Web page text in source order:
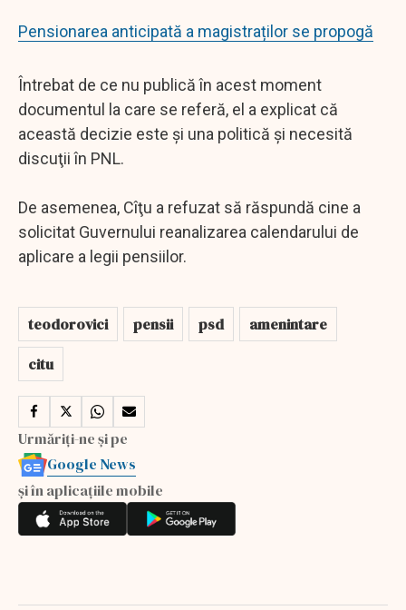
Pensionarea anticipată a magistraților se propogă
Întrebat de ce nu publică în acest moment
documentul la care se referă, el a explicat că
această decizie este şi una politică şi necesită
discuţii în PNL.
De asemenea, Cîţu a refuzat să răspundă cine a
solicitat Guvernului reanalizarea calendarului de
aplicare a legii pensiilor.
teodorovici pensii psd
amenintare
citu
Urmăriți-ne și pe
Google News
și în aplicațiile mobile